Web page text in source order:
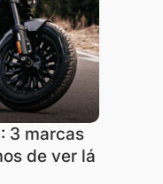
3 marcas
de ver lá